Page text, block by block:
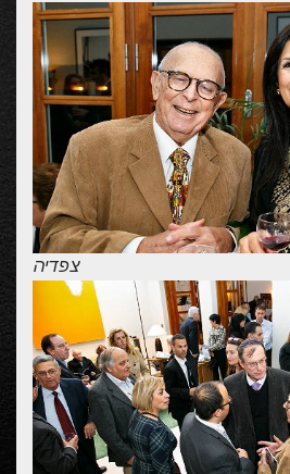
צפדיה